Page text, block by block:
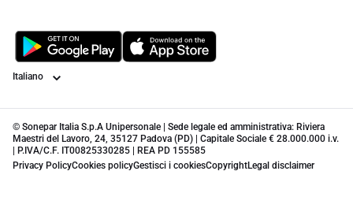
Lingua
© Sonepar Italia S.p.A Unipersonale | Sede legale ed amministrativa: Riviera
Maestri del Lavoro, 24, 35127 Padova (PD) | Capitale Sociale € 28.000.000 i.v.
| P.IVA/C.F. IT00825330285 | REA PD 155585
Privacy PolicyCookies policyGestisci i cookiesCopyrightLegal disclaimer